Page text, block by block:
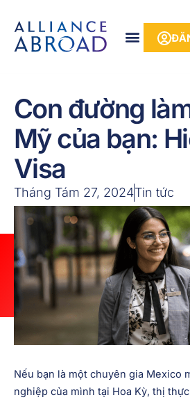
nội
dung
qua
dungCon đường
Mỹ của bạn:
Visa
Tháng Tám 27, 2024Tin tức
Nếu bạn là một chuyên gia Mexico
nghiệp của mình tại Hoa Kỳ, thị